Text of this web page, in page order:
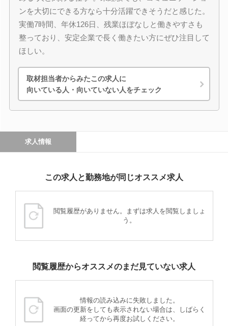
ンを大切にできる方なら十分活躍できそうだと感じた。
実働7時間、年休126日、残業ほぼなしと働きやすさも
整っており、安定企業で長く働きたい方にぜひ注目して
ほしい。
取材担当者からみたこの求人に
向いている人・向いていない人をチェック
求人情報
この求人と勤務地が同じオススメ求人
閲覧履歴がありません。まずは求人を閲覧しましょ
う。
閲覧履歴からオススメのまだ見ていない求人
情報の読み込みに失敗しました。
画面の更新をしても表示されない場合は、しばらく
経ってから再度お試しください。